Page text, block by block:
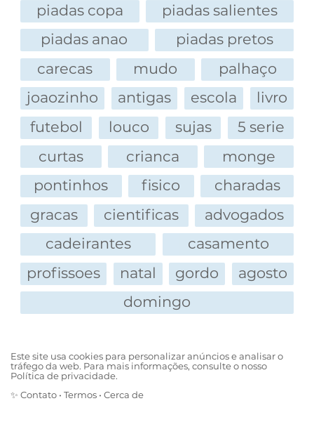
piadas copa
piadas salientes
piadas anao
piadas pretos
carecas
mudo
palhaço
joaozinho
antigas escola
livro
futebol
louco sujas
5 serie
curtas
crianca
monge
pontinhos
fisico
charadas
gracas
cientificas
advogados
cadeirantes
casamento
profissoes
natal gordo
agosto
domingo
Este site usa cookies para personalizar anúncios e analisar o
tráfego da web. Para mais informações, consulte o nosso
Política de privacidade.
✨ Contato • Termos • Cerca de